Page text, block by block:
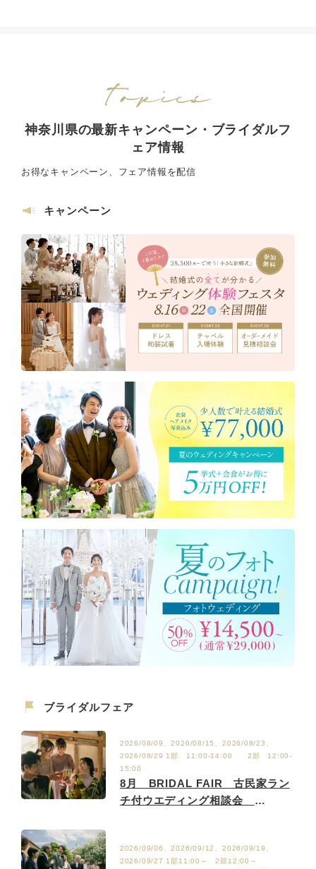
神奈川県の最新キャンペーン・ブライダルフ
ェア情報
お得なキャンペーン、フェア情報を配信
キャンペーン
ブライダルフェア
2026/08/09、2026/08/15、2026/08/23、
2026/08/29 1部 11:00-14:00 2部 12:00-
15:00
8月 BRIDAL FAIR 古民家ラン
チ付ウエディング相談会
2026/09/06、2026/09/12、2026/09/19、
2026/09/27 1部11:00～ 2部12:00～